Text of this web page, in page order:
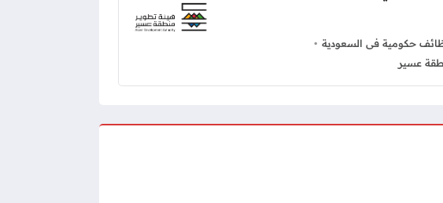
حكومية فى السعودية
عسير